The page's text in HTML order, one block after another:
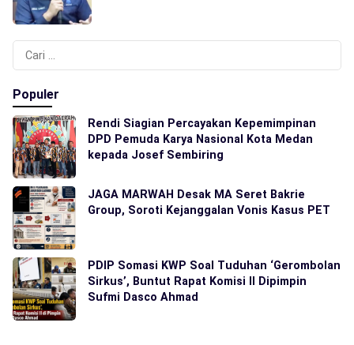
Cari
untuk:
Populer
Rendi Siagian Percayakan Kepemimpinan
DPD Pemuda Karya Nasional Kota Medan
kepada Josef Sembiring
JAGA MARWAH Desak MA Seret Bakrie
Group, Soroti Kejanggalan Vonis Kasus PET
PDIP Somasi KWP Soal Tuduhan ‘Gerombolan
Sirkus’, Buntut Rapat Komisi II Dipimpin
Sufmi Dasco Ahmad